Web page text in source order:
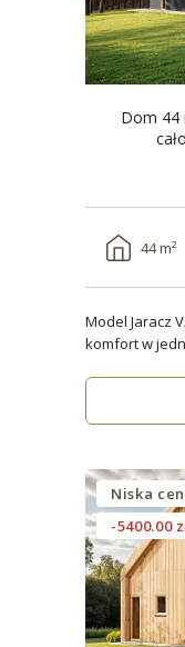
Dom 44
44 m²
Model Jaracz
komfort w jednym
Niska
-5400.00